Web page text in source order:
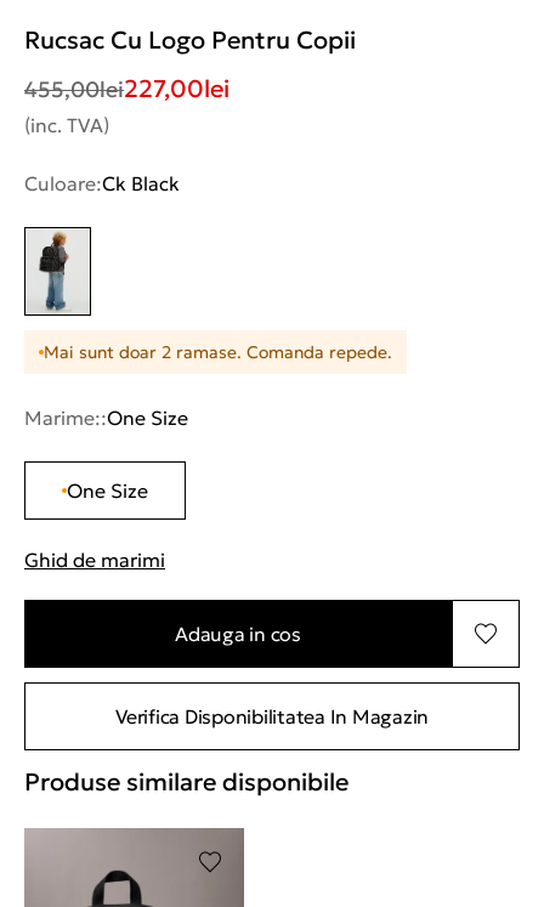
Rucsac Cu Logo Pentru Copii
455,00lei227,00lei
(inc. TVA)
Culoare:Ck Black
Mai sunt doar 2 ramase. Comanda repede.
Marime::One Size
One Size
Ghid de marimi
Adauga in cos
Verifica Disponibilitatea In Magazin
Produse similare disponibile